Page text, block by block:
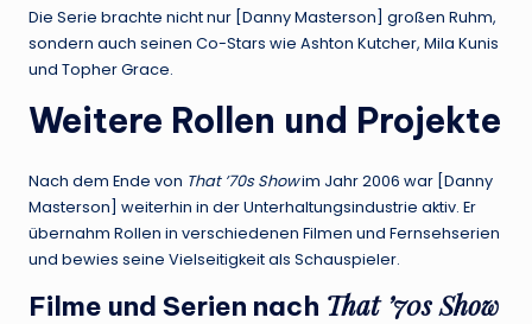
Die Serie brachte nicht nur [Danny Masterson] großen Ruhm,
sondern auch seinen Co-Stars wie Ashton Kutcher, Mila Kunis
und Topher Grace.
Weitere Rollen und Projekte
Nach dem Ende von That ’70s Showim Jahr 2006 war [Danny
Masterson] weiterhin in der Unterhaltungsindustrie aktiv. Er
übernahm Rollen in verschiedenen Filmen und Fernsehserien
und bewies seine Vielseitigkeit als Schauspieler.
Filme und Serien nach That ’70s Show